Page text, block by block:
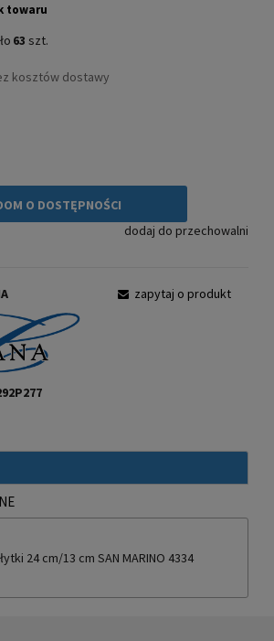
towaru
63 szt.
kosztów dostawy
O DOSTĘPNOŚCI
dodaj do przechowalni
zapytaj o produkt
24 cm/13 cm SAN MARINO 4334